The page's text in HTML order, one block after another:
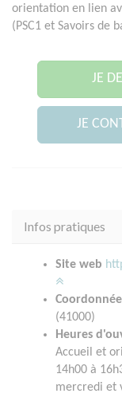
orientation en lien
(PSC1 et Savoirs de
JE
JE
Infos pratiques
Site web
(41000)
Heures
Accueil et
14h00 à
mercredi et